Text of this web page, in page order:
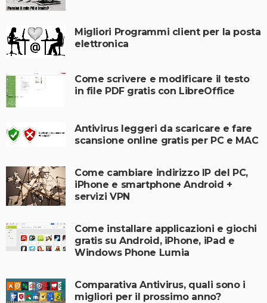
Migliori Programmi client per la posta
elettronica
Come scrivere e modificare il testo
in file PDF gratis con LibreOffice
Antivirus leggeri da scaricare e fare
scansione online gratis per PC e MAC
Come cambiare indirizzo IP del PC,
iPhone e smartphone Android +
servizi VPN
Come installare applicazioni e giochi
gratis su Android, iPhone, iPad e
Windows Phone Lumia
Comparativa Antivirus, quali sono i
migliori per il prossimo anno?